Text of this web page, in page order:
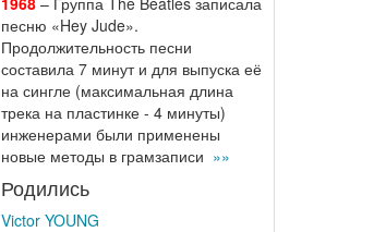
песню «Hey Jude».
Продолжительность песни
составила 7 минут и для выпуска её
на сингле (максимальная длина
трека на пластинке - 4 минуты)
инженерами были применены
новые методы в грамзаписи »»
Родились
Victor YOUNG